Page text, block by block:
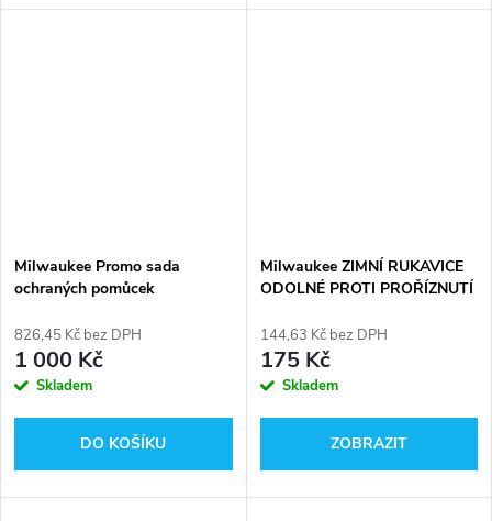
Milwaukee Promo sada
ochraných pomůcek
826,45 Kč bez DPH
1 000 Kč
Skladem
DO KOŠÍKU
Milwaukee ZIMNÍ RUKAVICE
ODOLNÉ PROTI PROŘÍZNUTÍ
144,63 Kč bez DPH
175 Kč
Skladem
ZOBRAZIT